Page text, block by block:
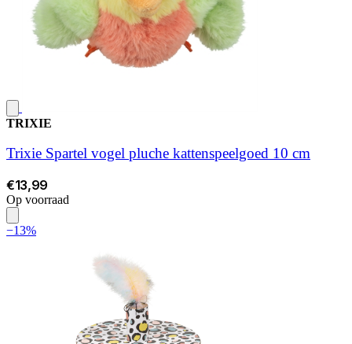
TRIXIE
Trixie Spartel vogel pluche kattenspeelgoed 10 cm
€13,99
Op voorraad
−13%